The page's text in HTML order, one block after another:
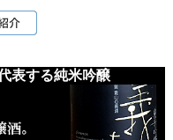
する純米吟醸